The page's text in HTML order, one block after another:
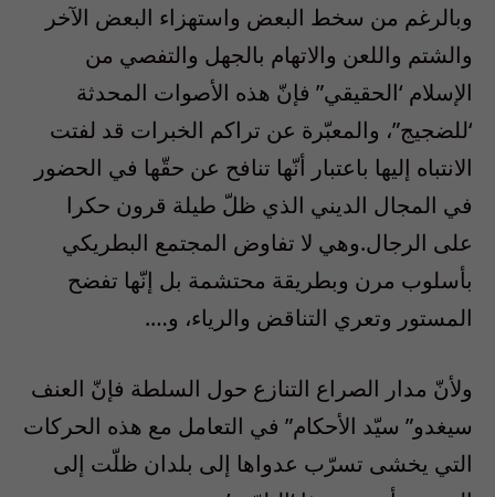
وبالرغم من سخط البعض واستهزاء البعض الآخر
والشتم واللعن والاتهام بالجهل والتفصي من
الإسلام ‘الحقيقي” فإنّ هذه الأصوات المحدثة
‘للضجيج”، والمعبّرة عن تراكم الخبرات قد لفتت
الانتباه إليها باعتبار أنّها تنافح عن حقّها في الحضور
في المجال الديني الذي ظلّ طيلة قرون حكرا
على الرجال.وهي لا تفاوض المجتمع البطريكي
بأسلوب مرن وبطريقة محتشمة بل إنّها تفضح
المستور وتعري التناقض والرياء، و….
ولأنّ مدار الصراع التنازع حول السلطة فإنّ العنف
سيغدو” سيّد الأحكام” في التعامل مع هذه الحركات
التي يخشى تسرّب عدواها إلى بلدان ظلّت إلى